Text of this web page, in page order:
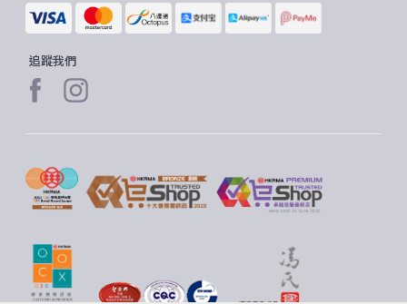
追蹤我們